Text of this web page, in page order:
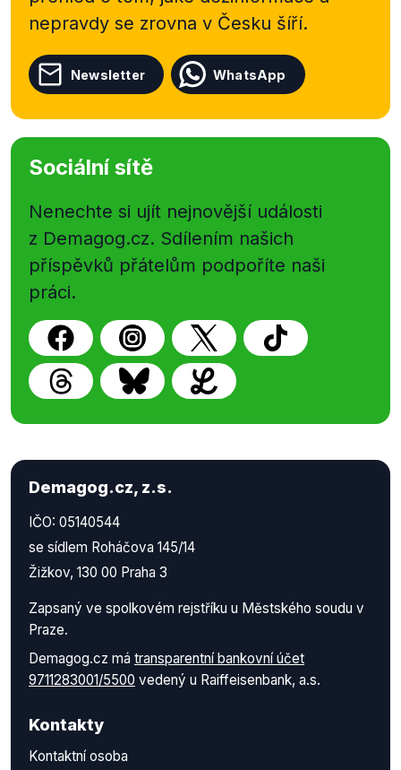
nepravdy se zrovna v Česku šíří.
Newsletter WhatsApp
Sociální sítě
Nenechte si ujít nejnovější události
z Demagog.cz. Sdílením našich
příspěvků přátelům podpoříte naši
práci.
Demagog.cz, z.s.
IČO: 05140544
se sídlem Roháčova 145/14
Žižkov, 130 00 Praha 3
Zapsaný ve spolkovém rejstříku u Městského soudu v
Praze.
Demagog.cz má transparentní bankovní účet
9711283001/5500 vedený u Raiffeisenbank, a.s.
Kontakty
Kontaktní osoba